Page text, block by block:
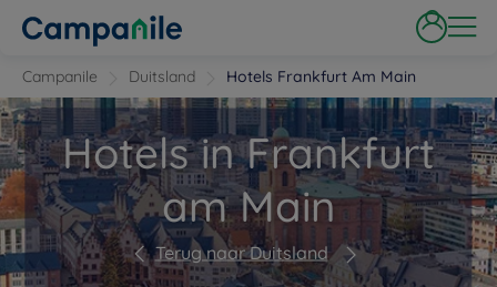
Campanile Duitsland Hotels Frankfurt Am Main
Hotels in Frankfurt
am Main
Terug naar Duitsland